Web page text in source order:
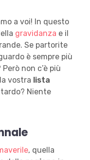
a voi! In questo
gravidanza e il
Se partorite
è sempre più
non c’è più
vostra lista
Niente
, quella